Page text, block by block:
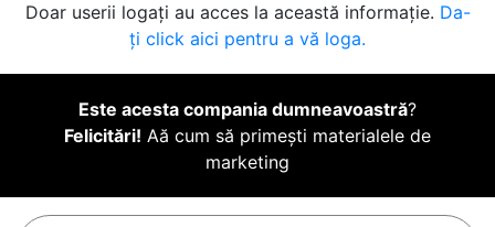
Doar userii logați au acces la această informație. Da-
ți click aici pentru a vă loga.
Este acesta compania dumneavoastră?
Felicitări! Aă cum să primești materialele de
marketing